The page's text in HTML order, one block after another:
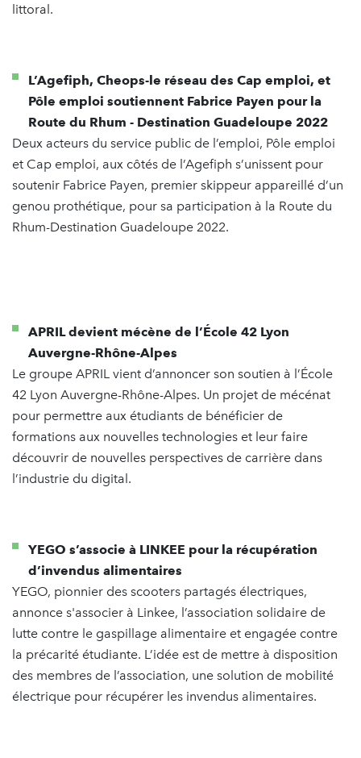
littoral.
L’Agefiph, Cheops-le réseau des Cap emploi, et
Pôle emploi soutiennent Fabrice Payen pour la
Route du Rhum - Destination Guadeloupe 2022
Deux acteurs du service public de l’emploi, Pôle emploi
et Cap emploi, aux côtés de l’Agefiph s’unissent pour
soutenir Fabrice Payen, premier skippeur appareillé d’un
genou prothétique, pour sa participation à la Route du
Rhum-Destination Guadeloupe 2022.
APRIL devient mécène de l’École 42 Lyon
Auvergne-Rhône-Alpes
Le groupe APRIL vient d’annoncer son soutien à l’École
42 Lyon Auvergne-Rhône-Alpes. Un projet de mécénat
pour permettre aux étudiants de bénéficier de
formations aux nouvelles technologies et leur faire
découvrir de nouvelles perspectives de carrière dans
l’industrie du digital.
YEGO s’associe à LINKEE pour la récupération
d’invendus alimentaires
YEGO, pionnier des scooters partagés électriques,
annonce s'associer à Linkee, l’association solidaire de
lutte contre le gaspillage alimentaire et engagée contre
la précarité étudiante. L’idée est de mettre à disposition
des membres de l’association, une solution de mobilité
électrique pour récupérer les invendus alimentaires.